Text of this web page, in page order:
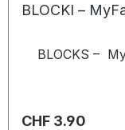
BLOCKS
Regulärer Preis:
CHF 3.90